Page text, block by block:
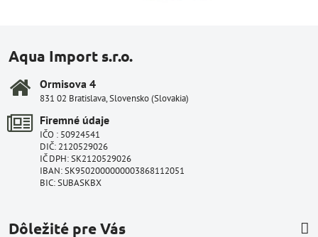
Aqua Import s.r.o.
Ormisova 4
831 02 Bratislava, Slovensko (Slovakia)
Firemné údaje
IČO : 50924541
DIČ: 2120529026
IČ DPH: SK2120529026
IBAN: SK9502000000003868112051
BIC: SUBASKBX
Dôležité pre Vás